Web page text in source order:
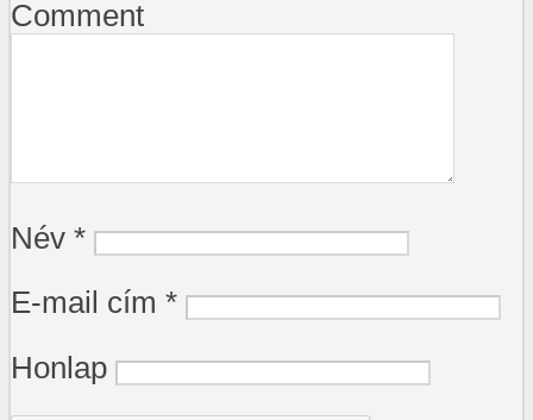
Comment
Név *
E-mail cím *
Honlap